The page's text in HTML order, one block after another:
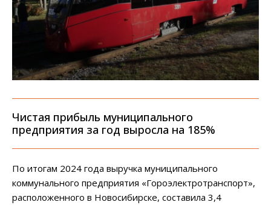
Чистая прибыль муниципального
предприятия за год выросла на 185%
По итогам 2024 года выручка муниципального
коммунального предприятия «Гороэлектротранспорт»,
расположенного в Новосибирске, составила 3,4